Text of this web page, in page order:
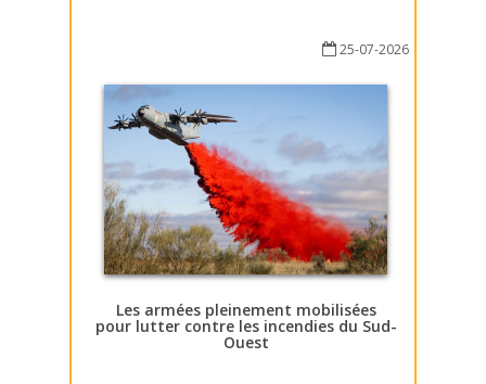
25-07-2026
Les armées pleinement mobilisées
pour lutter contre les incendies du Sud-
Ouest